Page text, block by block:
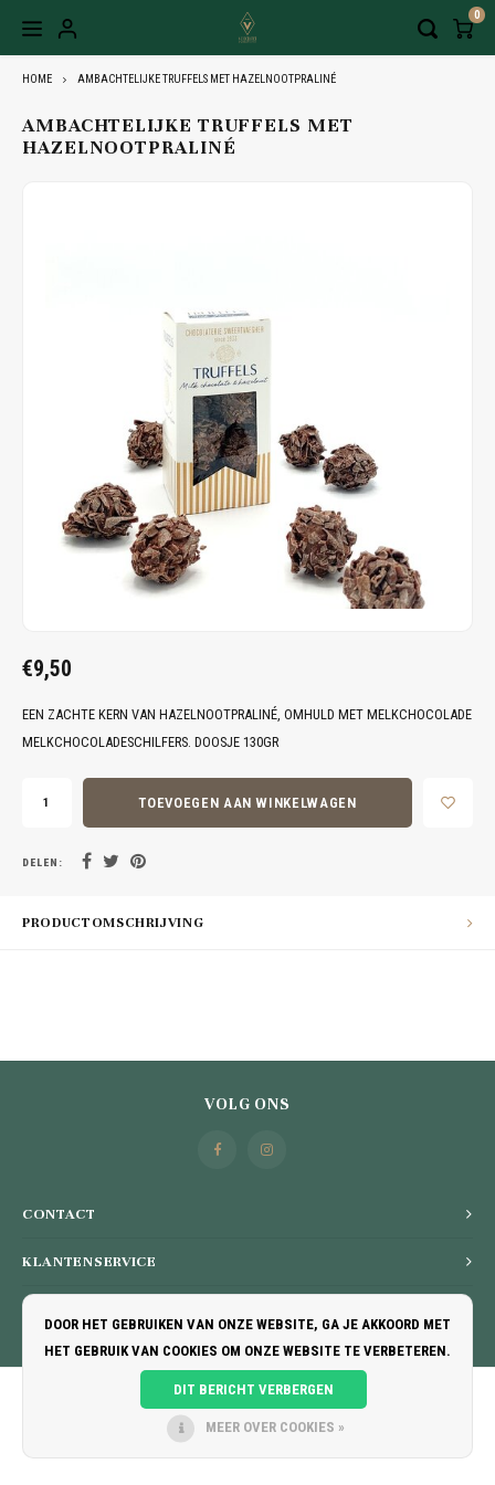
0
HOME AMBACHTELIJKE TRUFFELS MET HAZELNOOTPRALINÉ
AMBACHTELIJKE TRUFFELS MET
HAZELNOOTPRALINÉ
€9,50
EEN ZACHTE KERN VAN HAZELNOOTPRALINÉ, OMHULD MET MELKCHOCOLADE
MELKCHOCOLADESCHILFERS. DOOSJE 130GR
TOEVOEGEN AAN WINKELWAGEN
DELEN:
PRODUCTOMSCHRIJVING
CONTACT
VOLG ONS
KLANTENSERVICE
MIJN ACCOUNT
© COPYRIGHT 2026 V-CHOCOLATIER BY SWEERTVAEGHER - POWERED BY
DOOR HET GEBRUIKEN VAN ONZE WEBSITE, GA JE AKKOORD MET
HET GEBRUIK VAN COOKIES OM ONZE WEBSITE TE VERBETEREN.
DIT BERICHT VERBERGEN
MEER OVER COOKIES »